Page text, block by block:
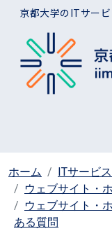
メインコンテンツに移
京都大学のITサー
ホーム
ITサービス
ウェブサイト・
ウェブサイト・
ある質問